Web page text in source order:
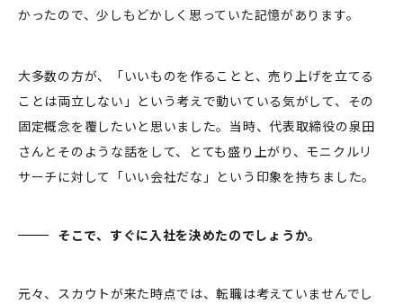
かったので、少しもどかしく思っていた記憶があります。
大多数の方が、「いいものを作ることと、売り上げを立てる
ことは両立しない」という考えで動いている気がして、その
固定概念を覆したいと思いました。当時、代表取締役の泉田
さんとそのような話をして、とても盛り上がり、モニクルリ
サーチに対して「いい会社だな」という印象を持ちました。
そこで、すぐに入社を決めたのでしょうか。
元々、スカウトが来た時点では、転職は考えていませんでし